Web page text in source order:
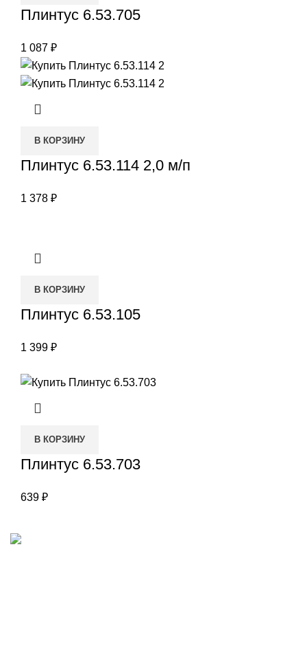
Плинтус 6.53.705
1 087 ₽
В КОРЗИНУ
Плинтус 6.53.114 2,0 м/п
1 378 ₽
В КОРЗИНУ
Плинтус 6.53.105
1 399 ₽
В КОРЗИНУ
Плинтус 6.53.703
639 ₽